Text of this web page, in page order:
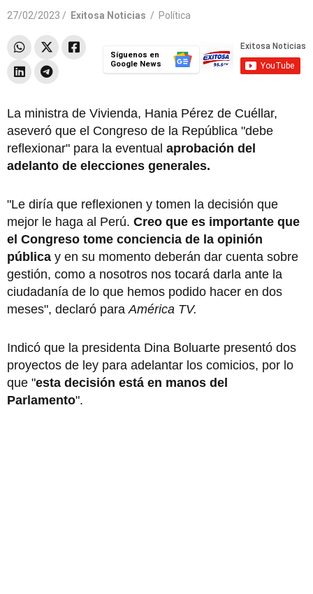
27/02/2023 / Exitosa Noticias / Política
Síguenos en
Google News
La ministra de Vivienda, Hania Pérez de Cuéllar,
aseveró que el Congreso de la República "debe
reflexionar" para la eventual aprobación del
adelanto de elecciones generales.
"Le diría que reflexionen y tomen la decisión que
mejor le haga al Perú. Creo que es importante que
el Congreso tome conciencia de la opinión
pública y en su momento deberán dar cuenta sobre
gestión, como a nosotros nos tocará darla ante la
ciudadanía de lo que hemos podido hacer en dos
meses", declaró para América TV.
Indicó que la presidenta Dina Boluarte presentó dos
proyectos de ley para adelantar los comicios, por lo
que "esta decisión está en manos del
Parlamento".